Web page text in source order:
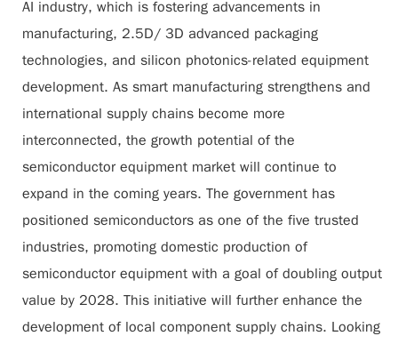
AI industry, which is fostering advancements in
manufacturing, 2.5D/ 3D advanced packaging
technologies, and silicon photonics-related equipment
development. As smart manufacturing strengthens and
international supply chains become more
interconnected, the growth potential of the
semiconductor equipment market will continue to
expand in the coming years. The government has
positioned semiconductors as one of the five trusted
industries, promoting domestic production of
semiconductor equipment with a goal of doubling output
value by 2028. This initiative will further enhance the
development of local component supply chains. Looking